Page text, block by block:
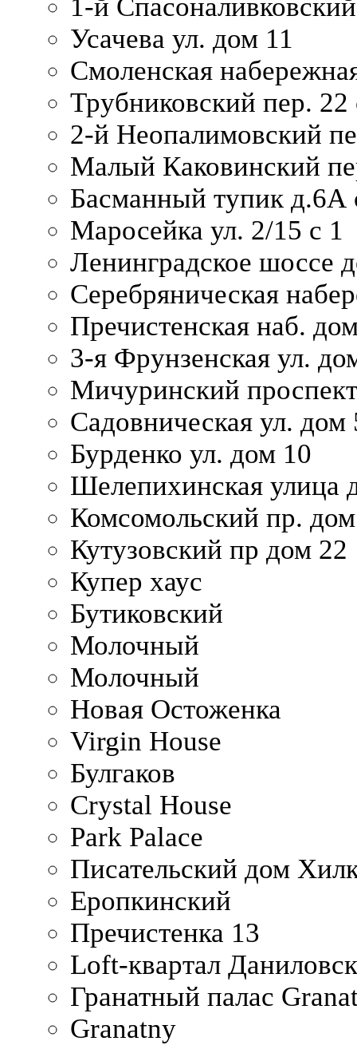
1-й
Усачева ул. дом 11
Смоленская
Трубниковский пер. 22
2-й Неопалимовский
Малый Каковинский
Басманный тупик д.6А
Маросейка ул. 2/15 с 1
Ленинградское шоссе
Серебряническая
Пречистенская наб.
3-я Фрунзенская ул.
Мичуринский
Садовническая ул. дом
Бурденко ул. дом 10
Шелепихинская улица
Комсомольский пр.
Кутузовский пр дом 22
Купер хаус
Бутиковский
Молочный
Молочный
Новая Остоженка
Virgin House
Булгаков
Crystal House
Park Palace
Писательский дом
Еропкинский
Пречистенка 13
Loft-квартал
Гранатный палас
Granatny